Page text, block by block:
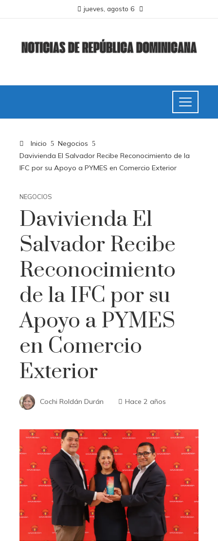
jueves, agosto 6
Inicio
Negocios
Davivienda El Salvador Recibe Reconocimiento de la
IFC por su Apoyo a PYMES en Comercio Exterior
NEGOCIOS
Davivienda El
Salvador Recibe
Reconocimiento
de la IFC por su
Apoyo a PYMES
en Comercio
Exterior
Cochi Roldán Durán Hace 2 años